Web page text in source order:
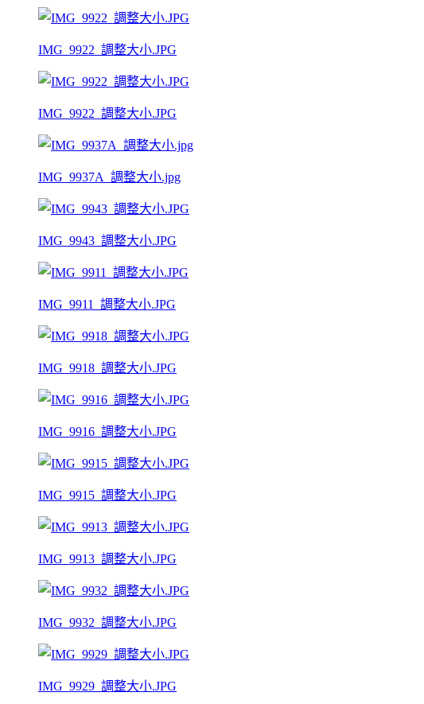
IMG_9922_調整大小.JPG
IMG_9922_調整大小.JPG
IMG_9937A_調整大小.jpg
IMG_9943_調整大小.JPG
IMG_9911_調整大小.JPG
IMG_9918_調整大小.JPG
IMG_9916_調整大小.JPG
IMG_9915_調整大小.JPG
IMG_9913_調整大小.JPG
IMG_9932_調整大小.JPG
IMG_9929_調整大小.JPG